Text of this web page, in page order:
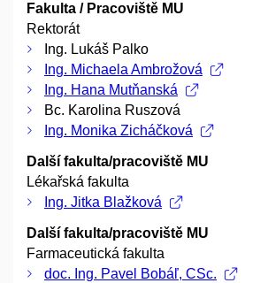
Fakulta / Pracoviště MU
Rektorát
Ing. Lukáš Palko
Ing. Michaela Ambrožová
Ing. Hana Mutňanská
Bc. Karolina Ruszová
Ing. Monika Zicháčková
Další fakulta/pracoviště MU
Lékařská fakulta
Ing. Jitka Blažková
Další fakulta/pracoviště MU
Farmaceutická fakulta
doc. Ing. Pavel Bobáľ, CSc.